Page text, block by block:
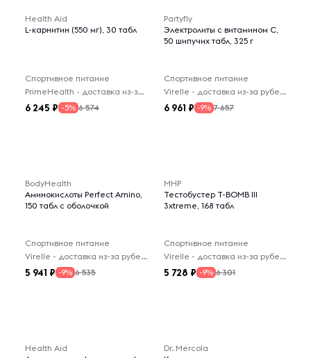
Health Aid
L-карнитин (550 мг), 30 табл
Спортивное питание
PrimeHealth - доставка из-за рубежа
6 245 -5% 6 574
Partyfly
Электролиты с витамином C,
50 шипучих табл, 325 г
Спортивное питание
Virelle - доставка из-за рубежа
6 961 -9% 7 657
BodyHealth
Аминокислоты Perfect Amino,
150 табл с оболочкой
Спортивное питание
Virelle - доставка из-за рубежа
5 941 -9% 6 535
MHP
Тестобустер T-BOMB III
3xtreme, 168 табл
Спортивное питание
Virelle - доставка из-за рубежа
5 728 -9% 6 301
Health Aid
Dr. Mercola